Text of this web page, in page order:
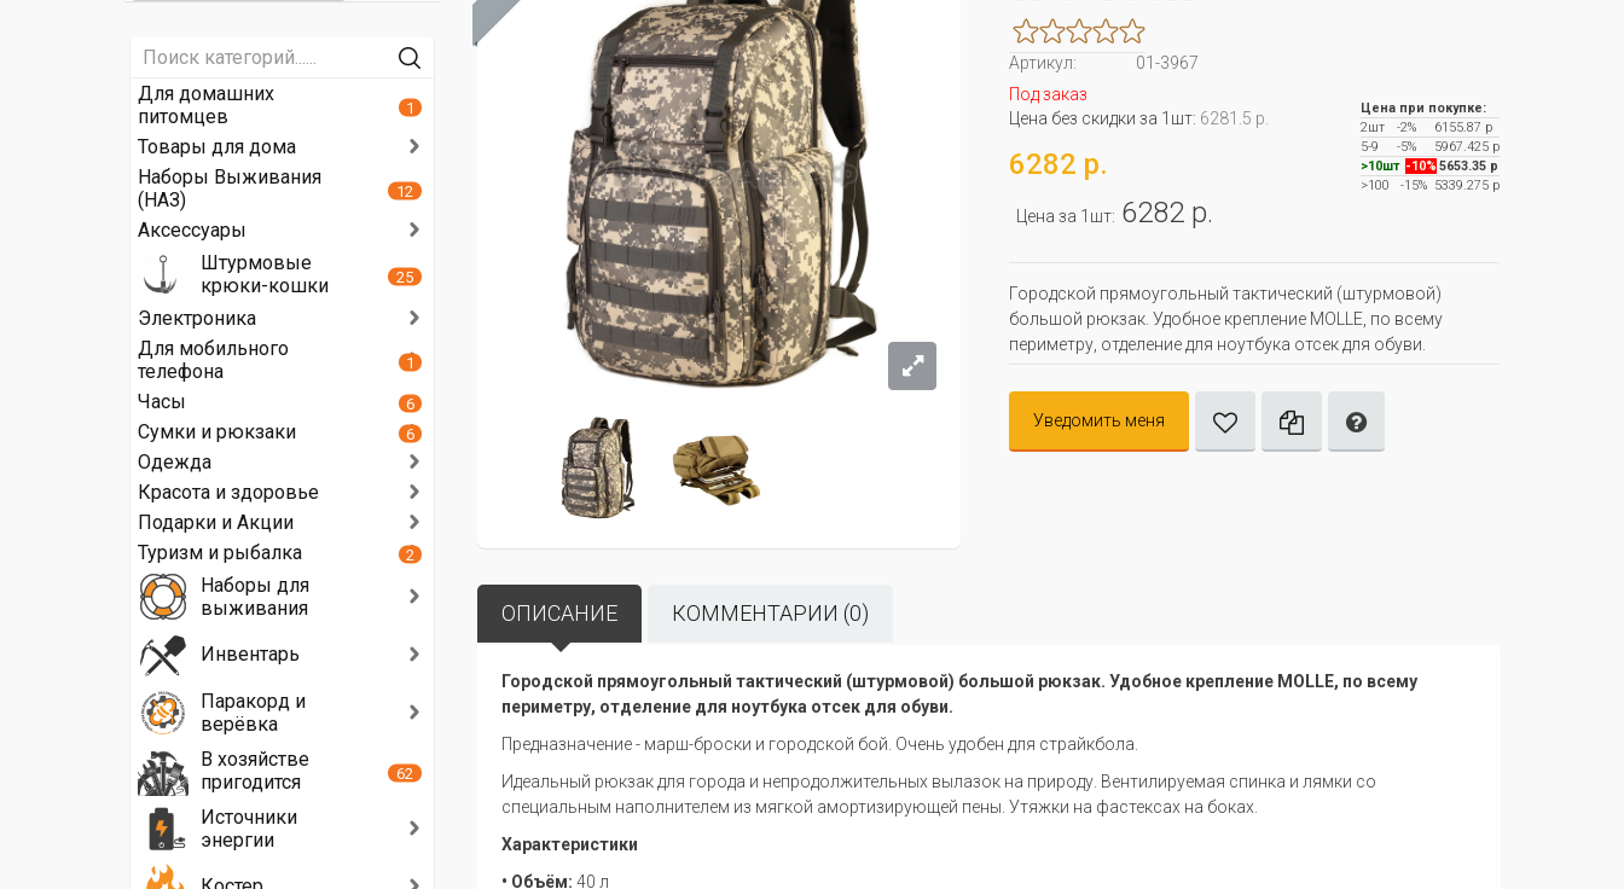
Артикул:
01-3967
Под заказ
Цена без скидки за 1шт: 6281.5 р.
6282 р.
Цена за 1шт: 6282 р.
Цена при покупке:
2шт
-2%
6155.87 р
5-9
-5%
5967.425 р
>10шт -10% 5653.35 р
>100
-15%5339.275 р
Городской прямоугольный тактический (штурмовой)
большой рюкзак. Удобное крепление MOLLE, по всему
периметру, отделение для ноутбука отсек для обуви.
Уведомить меня
ОПИСАНИЕ КОММЕНТАРИИ (0)
Городской прямоугольный тактический (штурмовой) большой рюкзак. Удобное крепление MOLLE, по всему
периметру, отделение для ноутбука отсек для обуви.
Предназначение - марш-броски и городской бой. Очень удобен для страйкбола.
Идеальный рюкзак для города и непродолжительных вылазок на природу. Вентилируемая спинка и лямки со
специальным наполнителем из мягкой амортизирующей пены. Утяжки на фастексах на боках.
Характеристики
• Объём: 40 л
Для домашних
питомцев
1
Товары для дома
Наборы Выживания
(НАЗ)
12
Аксессуары
Штурмовые
крюки-кошки
25
Электроника
Для мобильного
телефона
1
Часы 6
Сумки и рюкзаки 6
Одежда
Красота и здоровье
Подарки и Акции
Туризм и рыбалка
2
Наборы для
выживания
Инвентарь
Паракорд и
верёвка
В хозяйстве
пригодится
62
Источники
энергии